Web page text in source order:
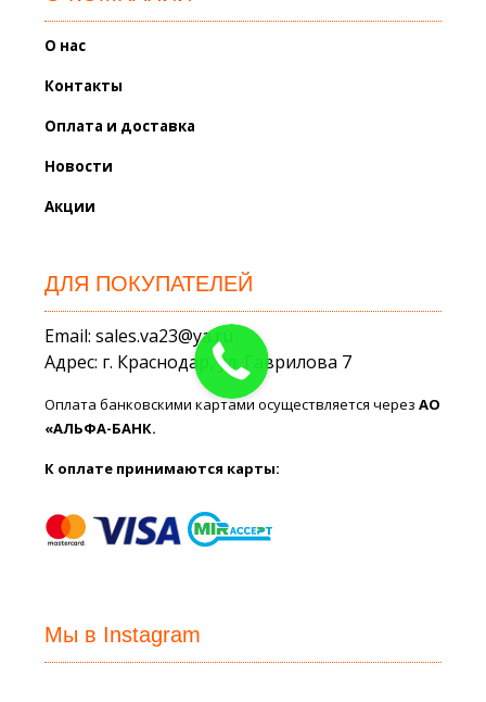
О нас
Контакты
Оплата и доставка
Новости
Акции
ДЛЯ ПОКУПАТЕЛЕЙ
Email: sales.va23@ya.ru
Адрес: г. Краснодар, ул. Гаврилова 7
Оплата банковскими картами осуществляется черезАО
«АЛЬФА-БАНК.
К оплате принимаются карты:
Мы в Instagram